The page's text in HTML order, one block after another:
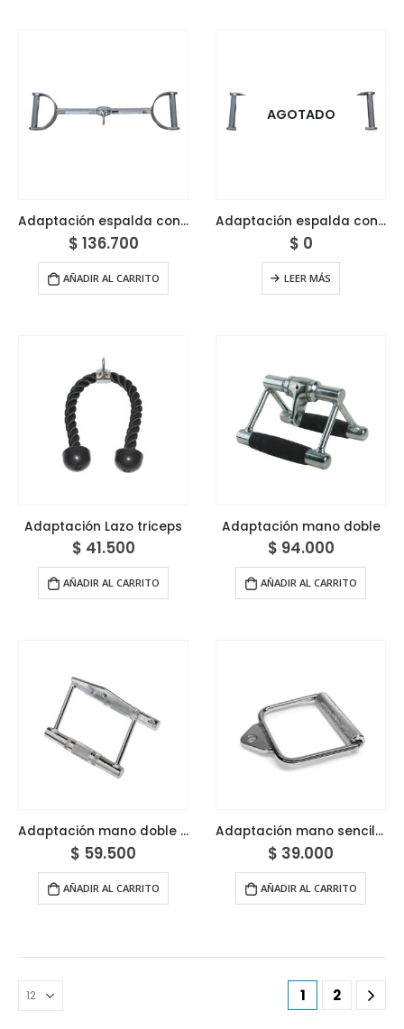
Adaptación espalda con agarres
$ 136.700
AÑADIR AL CARRITO
AGOTADO
Adaptación espalda con agarres corta
$ 0
LEER MÁS
Adaptación Lazo triceps
$ 41.500
AÑADIR AL CARRITO
Adaptación mano doble
$ 94.000
AÑADIR AL CARRITO
Adaptación mano doble sencilla
$ 59.500
AÑADIR AL CARRITO
Adaptación mano sencillo
$ 39.000
AÑADIR AL CARRITO
1 2